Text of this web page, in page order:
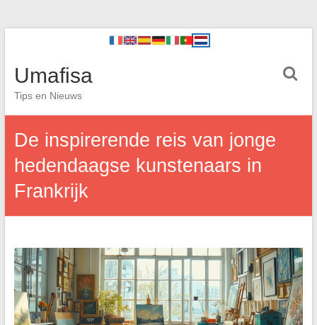
Umafisa
Tips en Nieuws
De inspirerende reis van jonge
hedendaagse kunstenaars in
Frankrijk